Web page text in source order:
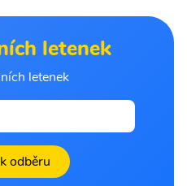
letenek
letenek
odběru